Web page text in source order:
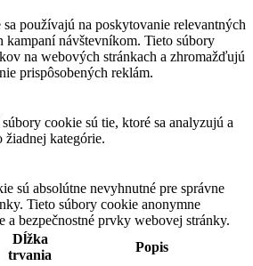
používajú na poskytovanie relevantných
kampaní návštevníkom. Tieto súbory
na webových stránkach a zhromažďujú
prispôsobených reklám.
cookie sú tie, ktoré sa analyzujú a
žiadnej kategórie.
sú absolútne nevyhnutné pre správne
Tieto súbory cookie anonymne
a bezpečnostné prvky webovej stránky.
Dĺžka
trvania
Popis